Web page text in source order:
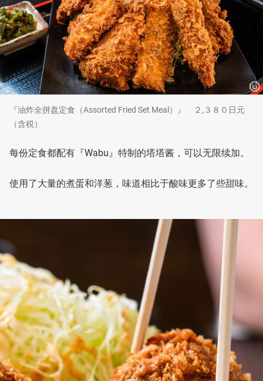
『油炸全拼盘定食（Assorted Fried Set Meal）』 ２,３８０日元
（含税）
每份定食都配有『Wabu』特制的塔塔酱，可以无限续加。
使用了大量的煮蛋和洋葱，味道相比于酸味更多了些甜味。